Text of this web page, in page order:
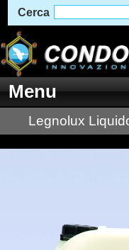
Menu
Cerca
Legnolux